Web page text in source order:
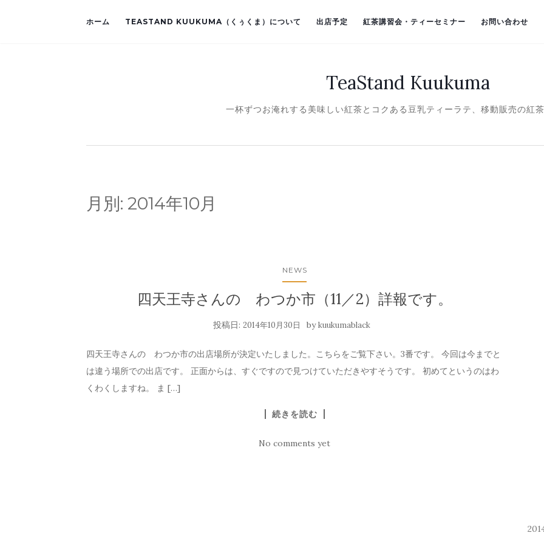
ホーム TEASTAND KUUKUMA（くぅくま）について 出店予定 紅茶講習会・ティーセミナー お問い合わせ
TeaStand Kuukuma
一杯ずつお淹れする美味しい紅茶とコクある豆乳ティーラテ、移動販売の紅
月別: 2014年10月
NEWS
四天王寺さんの わつか市（11／2）詳報です。
投稿日: 2014年10月30日 bykuukumablack
四天王寺さんの わつか市の出店場所が決定いたしました。こちらをご覧下さい。3番です。 今回は今までと
は違う場所での出店です。 正面からは、すぐですので見つけていただきやすそうです。 初めてというのはわ
くわくしますね。 ま […]
続きを読む
No comments yet